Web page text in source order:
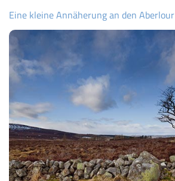
Eine kleine Annäherung an den